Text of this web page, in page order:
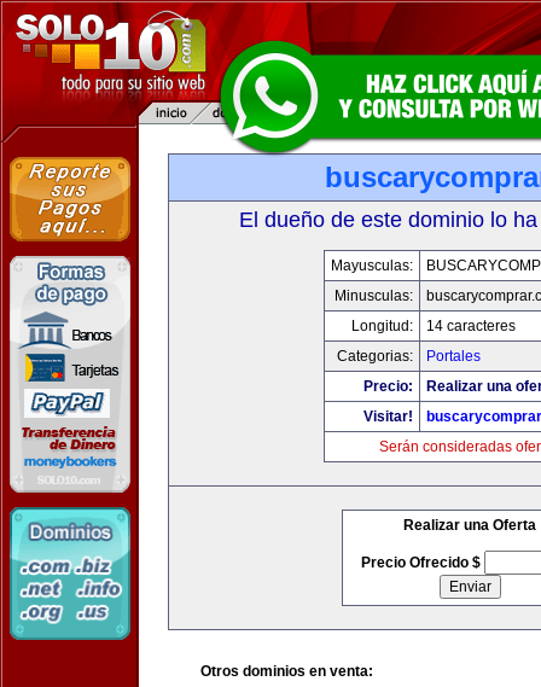
El dueño de este dominio lo
Mayusculas:
Minusculas:
Longitud:
14 caracteres
Categorias:
Portales
Precio:
Realizar una
Visitar!
Serán consideradas
Realizar una Oferta
Precio Ofrecido $
Otros dominios en venta: